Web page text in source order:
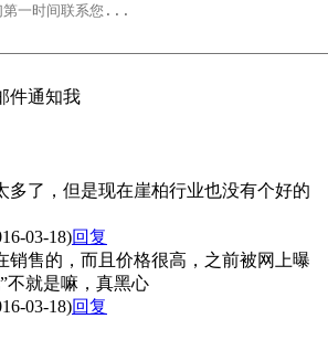
件通知我
多了，但是现在崖柏行业也没有个好的
03-18)回复
销售的，而且价格很高，之前被网上曝
不就是嘛，真黑心
03-18)回复